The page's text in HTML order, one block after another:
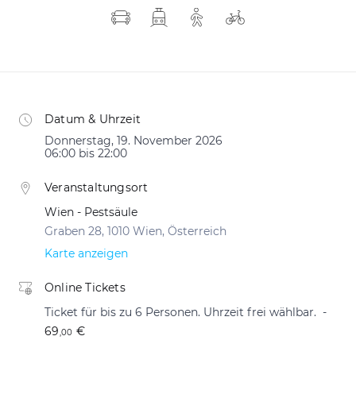
Datum & Uhrzeit
Donnerstag, 19. November 2026
06:00 bis 22:00
Veranstaltungsort
Wien - Pestsäule
Graben 28, 1010 Wien, Österreich
Karte anzeigen
Online Tickets
Ticket für bis zu 6 Personen. Uhrzeit frei wählbar.
69 ,00 €